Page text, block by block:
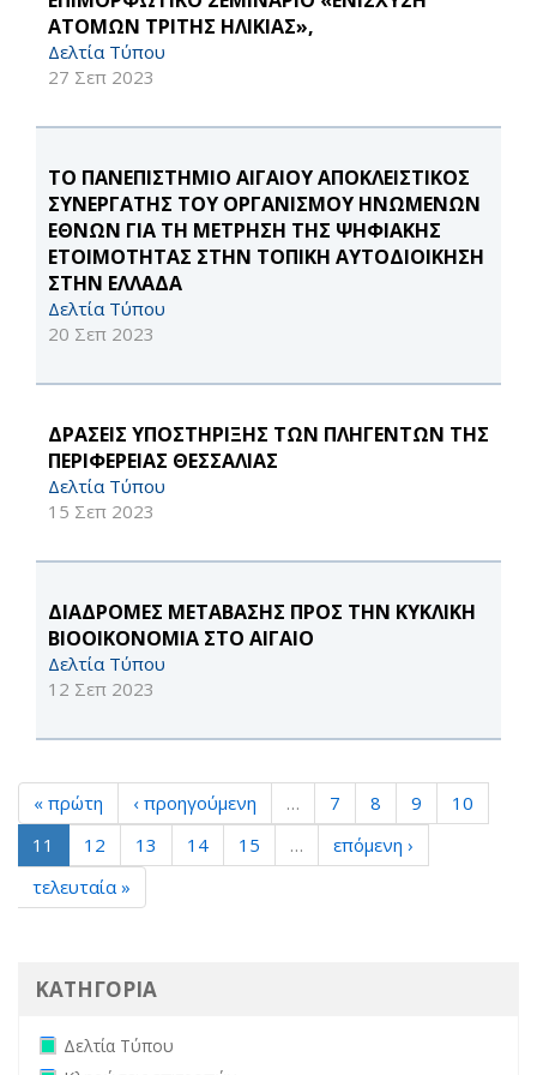
ΑΤΟΜΩΝ ΤΡΙΤΗΣ ΗΛΙΚΙΑΣ»,
Δελτία Τύπου
27 Σεπ 2023
ΤΟ ΠΑΝΕΠΙΣΤΗΜΙΟ ΑΙΓΑΙΟΥ ΑΠΟΚΛΕΙΣΤΙΚΟΣ
ΣΥΝΕΡΓΑΤΗΣ ΤΟΥ ΟΡΓΑΝΙΣΜΟΥ ΗΝΩΜΕΝΩΝ
ΕΘΝΩΝ ΓΙΑ ΤΗ ΜΕΤΡΗΣΗ ΤΗΣ ΨΗΦΙΑΚΗΣ
ΕΤΟΙΜΟΤΗΤΑΣ ΣΤΗΝ ΤΟΠΙΚΗ ΑΥΤΟΔΙΟΙΚΗΣΗ
ΣΤΗΝ ΕΛΛΑΔΑ
Δελτία Τύπου
20 Σεπ 2023
ΔΡΑΣΕΙΣ ΥΠΟΣΤΗΡΙΞΗΣ ΤΩΝ ΠΛΗΓΕΝΤΩΝ ΤΗΣ
ΠΕΡΙΦΕΡΕΙΑΣ ΘΕΣΣΑΛΙΑΣ
Δελτία Τύπου
15 Σεπ 2023
ΔΙΑΔΡΟΜΕΣ ΜΕΤΑΒΑΣΗΣ ΠΡΟΣ ΤΗΝ ΚΥΚΛΙΚΗ
ΒΙΟΟΙΚΟΝΟΜΙΑ ΣΤΟ ΑΙΓΑΙΟ
Δελτία Τύπου
12 Σεπ 2023
« πρώτη ‹ προηγούμενη … 7 8 9
10
11
12 13 14 15 …
επόμενη ›
τελευταία »
ΚΑΤΗΓΟΡΙΑ
Remove Δελτία Τύπου filter
Δελτία Τύπου